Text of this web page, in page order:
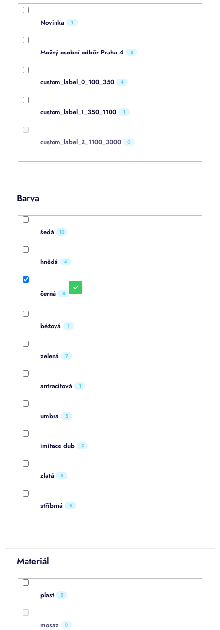
Novinka 1
Možný osobní odběr Praha 4 8
custom_label_0_100_350 4
custom_label_1_350_1100 1
custom_label_2_1100_3000 0
Barva
šedá 10
hnědá 4
černá 8
béžová 1
zelená 7
antracitová 1
umbra 5
imitace dub 5
zlatá 5
stříbrná 5
Materiál
plast 5
mosaz 0